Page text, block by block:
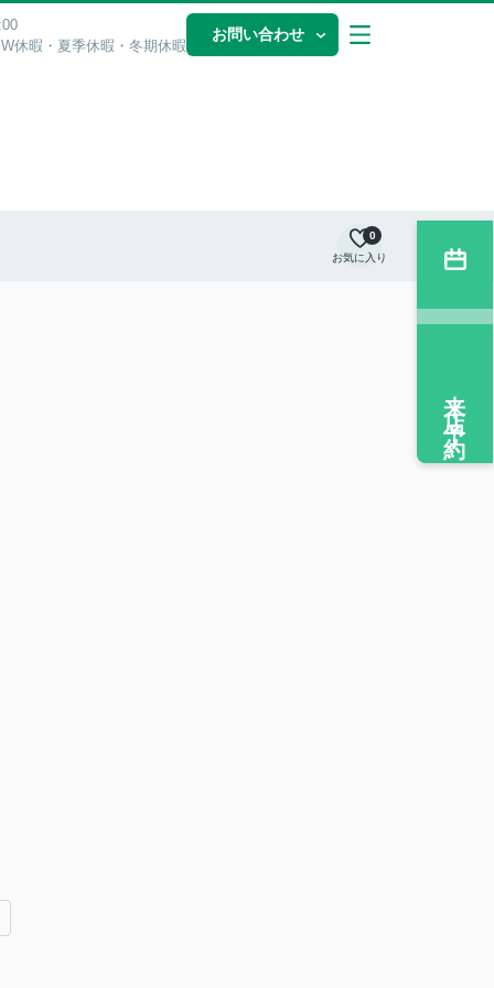
休暇・夏季休暇・冬期休暇
お問い合わせ
お気に入り
0
来店予約